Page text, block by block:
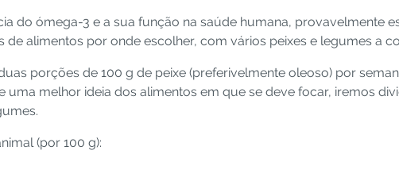
do ómega-3 e a sua função na saúde humana, provavelmente
de alimentos por onde escolher, com vários peixes e legumes a
porções de 100 g de peixe (preferivelmente oleoso) por
uma melhor ideia dos alimentos em que se deve focar, iremos
(por 100 g):